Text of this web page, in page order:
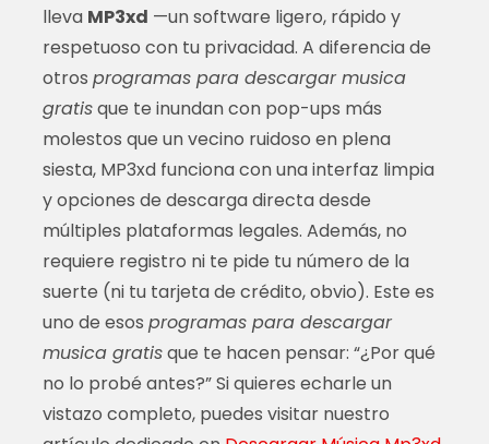
lleva MP3xd —un software ligero, rápido y
respetuoso con tu privacidad. A diferencia de
otros programas para descargar musica
gratisque te inundan con pop-ups más
molestos que un vecino ruidoso en plena
siesta, MP3xd funciona con una interfaz limpia
y opciones de descarga directa desde
múltiples plataformas legales. Además, no
requiere registro ni te pide tu número de la
suerte (ni tu tarjeta de crédito, obvio). Este es
uno de esos programas para descargar
musica gratisque te hacen pensar: “¿Por qué
no lo probé antes?” Si quieres echarle un
vistazo completo, puedes visitar nuestro